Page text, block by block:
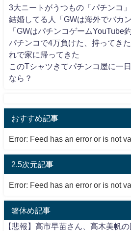
3大ニートがうつもの「パチンコ」
結婚してる人「GWは海外でバカ
「GWはパチンコゲームYouTube
パチンコで4万負けた、持ってき
れで家に帰ってきた
このTシャツきてパチンコ屋に一
なら？
おすすめ記事
Error: Feed has an error or is not
2.5次元記事
Error: Feed has an error or is not
箸休め記事
【悲報】高市早苗さん、高木美帆